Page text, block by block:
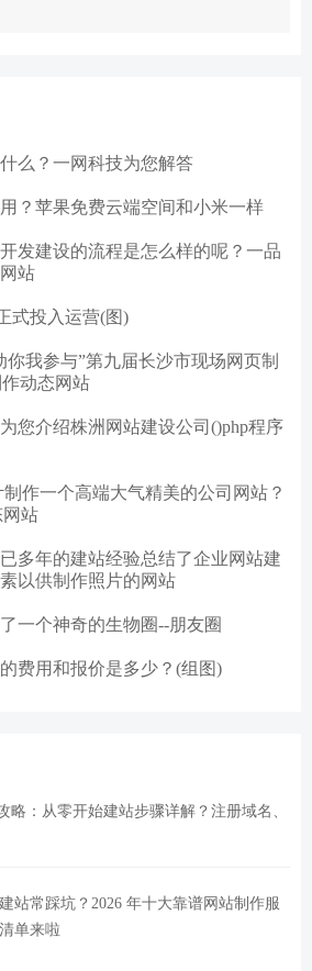
么？一网科技为您解答
？苹果免费云端空间和小米一样
发建设的流程是怎么样的呢？一品
站
式投入运营(图)
你我参与”第九届长沙市现场网页制
动态网站
您介绍株洲网站建设公司()php程序
作一个高端大气精美的公司网站？
网站
多年的建站经验总结了企业网站建
以供制作照片的网站
一个神奇的生物圈--朋友圈
费用和报价是多少？(组图)
略：从零开始建站步骤详解？注册域名、
站常踩坑？2026 年十大靠谱网站制作服
单来啦